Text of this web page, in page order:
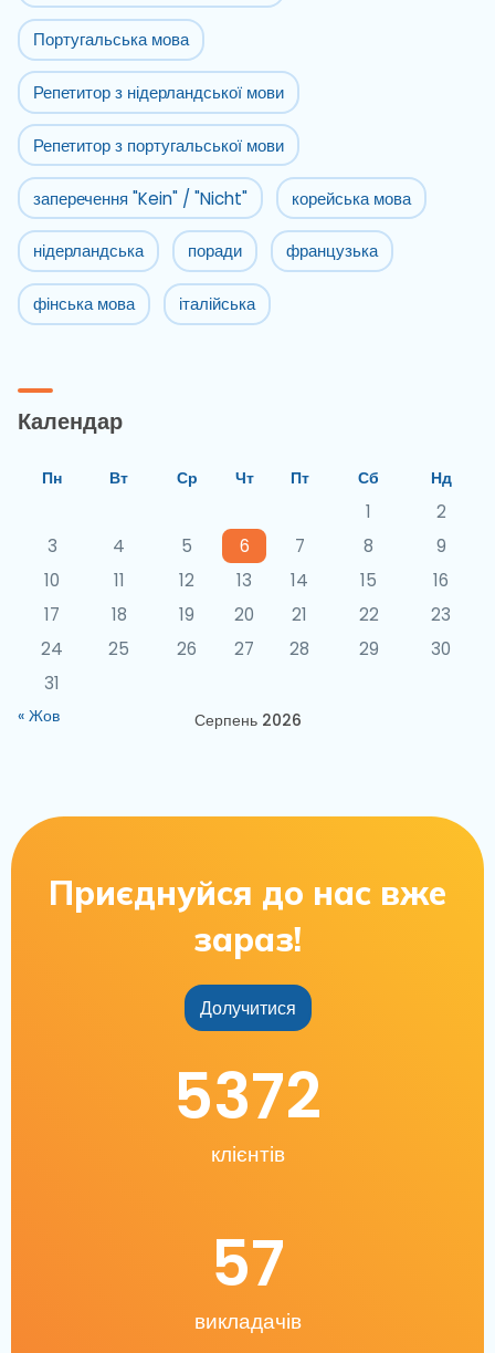
Португальська мова
Репетитор з нідерландської мови
Репетитор з португальської мови
заперечення "Kein" / "Nicht" корейська мова
нідерландська поради французька
фінська мова італійська
Календар
Серпень 2026
Пн Вт Ср Чт Пт Сб Нд
1
2
3
4 5 6 7 8
9
10
11 12 13 14 15
16
17
18 19 20 21 22
23
24
25 26 27 28 29
30
31
« Жов
Приєднуйся до нас вже
зараз!
Долучитися
клієнтів
5372
викладачів
57